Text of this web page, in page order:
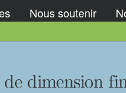
Nous soutenir
dimension